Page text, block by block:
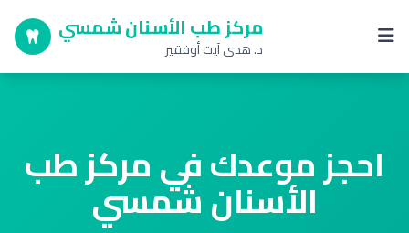
مركز طب الأسنان شمسي
د. هدى آيت أوفقير
احجز موعدك في مركز طب
الأسنان شمسي